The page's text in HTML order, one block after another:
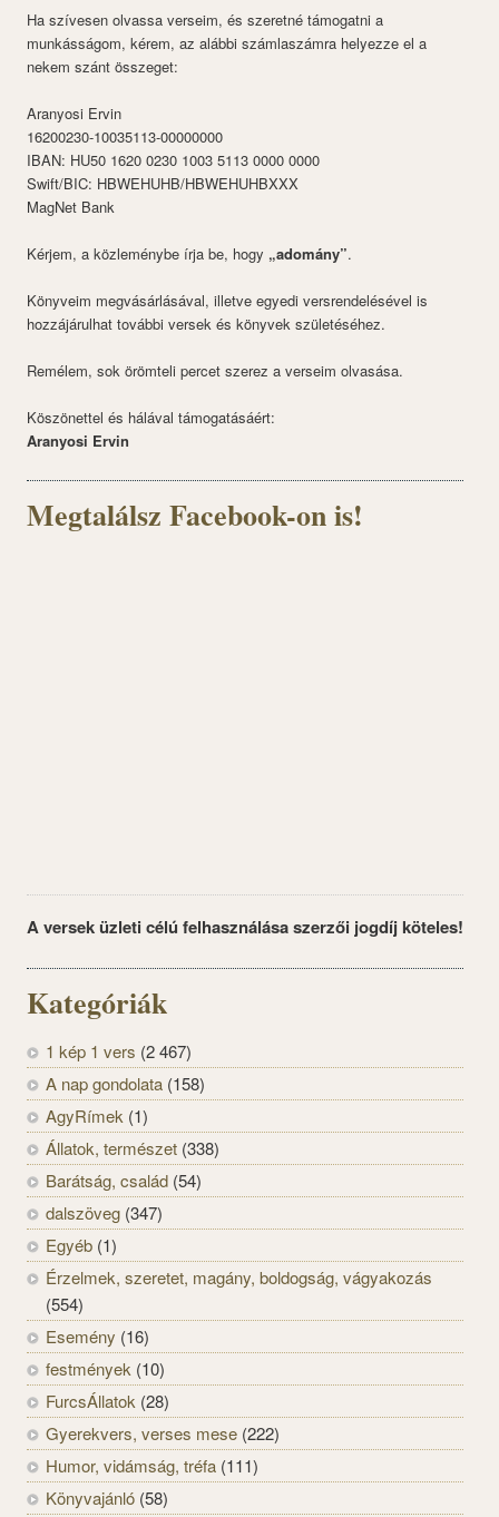
Ha szívesen olvassa verseim, és szeretné támogatni a
munkásságom, kérem, az alábbi számlaszámra helyezze el a
nekem szánt összeget:
Aranyosi Ervin
16200230-10035113-00000000
IBAN: HU50 1620 0230 1003 5113 0000 0000
Swift/BIC: HBWEHUHB/HBWEHUHBXXX
MagNet Bank
Kérjem, a közleménybe írja be, hogy „adomány”.
Könyveim megvásárlásával, illetve egyedi versrendelésével is
hozzájárulhat további versek és könyvek születéséhez.
Remélem, sok örömteli percet szerez a verseim olvasása.
Köszönettel és hálával támogatásáért:
Aranyosi Ervin
Megtalálsz Facebook-on is!
A versek üzleti célú felhasználása szerzői jogdíj köteles!
Kategóriák
1 kép 1 vers (2 467)
A nap gondolata (158)
AgyRímek (1)
Állatok, természet (338)
Barátság, család (54)
dalszöveg (347)
Egyéb (1)
Érzelmek, szeretet, magány, boldogság, vágyakozás
(554)
Esemény (16)
festmények (10)
FurcsÁllatok (28)
Gyerekvers, verses mese (222)
Humor, vidámság, tréfa (111)
Könyvajánló (58)